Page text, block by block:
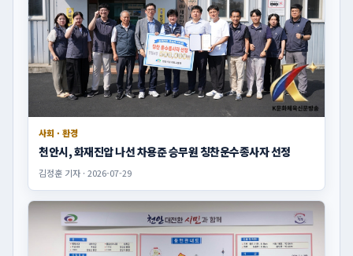
사회 · 환경
천안시, 화재진압 나선 차용준 승무원 칭찬운수종사자 선정
김정훈 기자 · 2026-07-29